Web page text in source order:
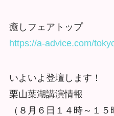
癒しフェアトップ
https://a-advice.com/
いよいよ登壇します！
栗山葉湖講演情報
（８月６日１４時～１５